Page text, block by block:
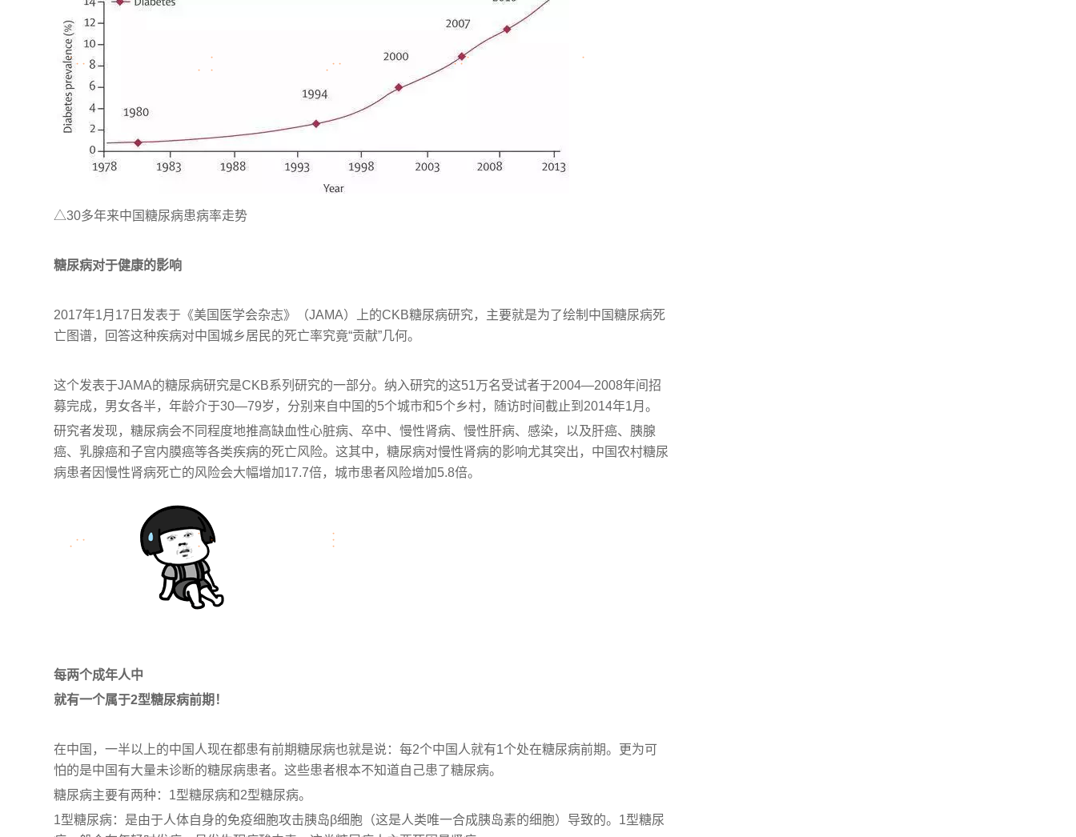
△30多年来中国糖尿病患病率走势
糖尿病对于健康的影响
2017年1月17日发表于《美国医学会杂志》（JAMA）上的CKB糖尿病研究，主要就是为了绘制中国糖尿病死
亡图谱，回答这种疾病对中国城乡居民的死亡率究竟“贡献”几何。
这个发表于JAMA的糖尿病研究是CKB系列研究的一部分。纳入研究的这51万名受试者于2004—2008年间招
募完成，男女各半，年龄介于30—79岁，分别来自中国的5个城市和5个乡村，随访时间截止到2014年1月。
研究者发现，糖尿病会不同程度地推高缺血性心脏病、卒中、慢性肾病、慢性肝病、感染，以及肝癌、胰腺
癌、乳腺癌和子宫内膜癌等各类疾病的死亡风险。这其中，糖尿病对慢性肾病的影响尤其突出，中国农村糖尿
病患者因慢性肾病死亡的风险会大幅增加17.7倍，城市患者风险增加5.8倍。
每两个成年人中
就有一个属于2型糖尿病前期！
在中国，一半以上的中国人现在都患有前期糖尿病也就是说：每2个中国人就有1个处在糖尿病前期。更为可
怕的是中国有大量未诊断的糖尿病患者。这些患者根本不知道自己患了糖尿病。
糖尿病主要有两种：1型糖尿病和2型糖尿病。
1型糖尿病：是由于人体自身的免疫细胞攻击胰岛β细胞（这是人类唯一合成胰岛素的细胞）导致的。1型糖尿